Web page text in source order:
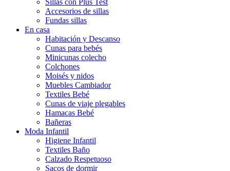
Sillas con Plus Test
Accesorios de sillas
Fundas sillas
En casa
Habitación y Descanso
Cunas para bebés
Minicunas colecho
Colchones
Moisés y nidos
Muebles Cambiador
Textiles Bebé
Cunas de viaje plegables
Hamacas Bebé
Bañeras
Moda Infantil
Higiene Infantil
Textiles Baño
Calzado Respetuoso
Sacos de dormir